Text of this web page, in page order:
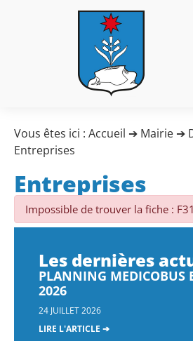
Vous êtes ici : Accueil ➔ Mairie ➔
Entreprises
Entreprises
Impossible de trouver la fiche :
Les dernières
PLANNING MEDICOBUS
2026
24 JUILLET 2026
LIRE L'ARTICLE ➔